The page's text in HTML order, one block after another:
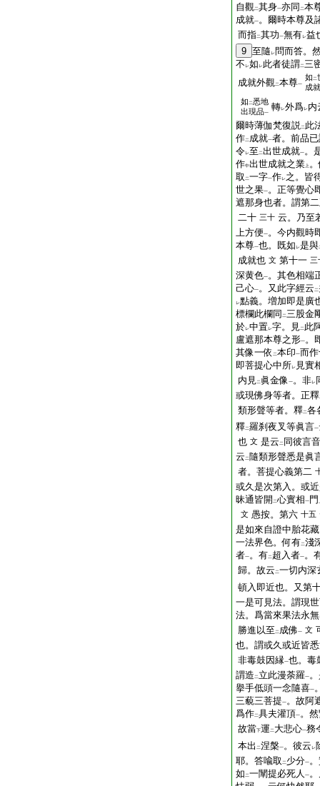
自觀二其身一亦同 二本
成就一。爾時本尊及
而指二其功一無有レ益
9 至隨 レ問而答。
不 レ如 レ此者徒謂二三
成就外觀二本尊一
如 二
成
如 二悉地
出現品一
轉レ外爲レ内
爾時薄伽梵復説二 此
作二 成就一者。前品
令レ至 二出世成就一。
作中出世成就之業 上
取 二一字一作レ之。皆
世之果一。正等覺心
遮那身也者。謂第
二十 三十 云。乃至
上方便一。今内觀時
本尊一也。既如 レ是與
成就也 文 第十一 三
深黄色一。其色相端
己心一。又此字經云 二
レ點義。増加即是廣
標欄此欄同 二三股金
於レ中置レ字。見二 此
盧遮那本尊之形一。
其像一依 二本印一而
即菩提心中所レ 見實
内見二 眞金像一。非レ
或現佛身等者。正釋
類形聲等者。釋二各
釋二羅刹夜叉等眞言一
也 文 是云 二 同彼言音
云 二 隨類形聲悉是眞
者。菩提心義第二
或久是次第入。或
昧通皆開 二心實相一 門
文 愚按。第六 十五
是如來自證中胎花
一法界色。何有二淺
者一。有二 超入者一。
歸。故云 二一切内深
頓入即近也。又第
一是可見法。謂現
法。爲當來果法永無
勝進以至 二 成佛一 文
也。謂或久或近皆
非毒鼓因縁一也。毒
謂造 二 立此漫荼羅一
擧手低頭一念隨喜一
三藐三菩提一。故阿
爲作二具夫灌頂一。
故當下運 二 大悲心一務
本出 二涅槃一。彼云 レ
耶。答喩取 二 少分一
如 二一闡提必死人 一